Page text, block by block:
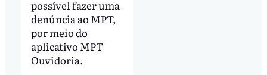
possível fazer uma
denúncia ao MPT,
por meio do
aplicativo MPT
Ouvidoria.